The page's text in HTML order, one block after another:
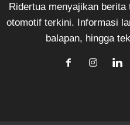
Ridertua menyajikan
otomotif terkini. Informasi
balapan, hingga